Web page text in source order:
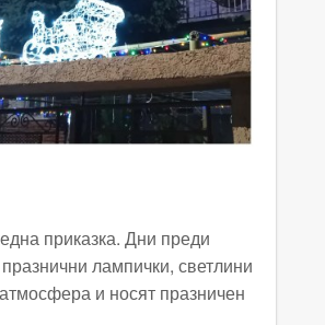
приказка. Дни преди
лампички, светлини
и носят празничен